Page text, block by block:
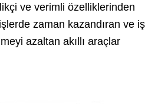
ve verimli özelliklerinden
zaman kazandıran ve iş
azaltan akıllı araçlar